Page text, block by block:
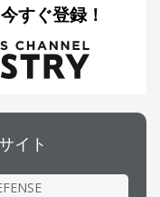
すぐ登録！
イト